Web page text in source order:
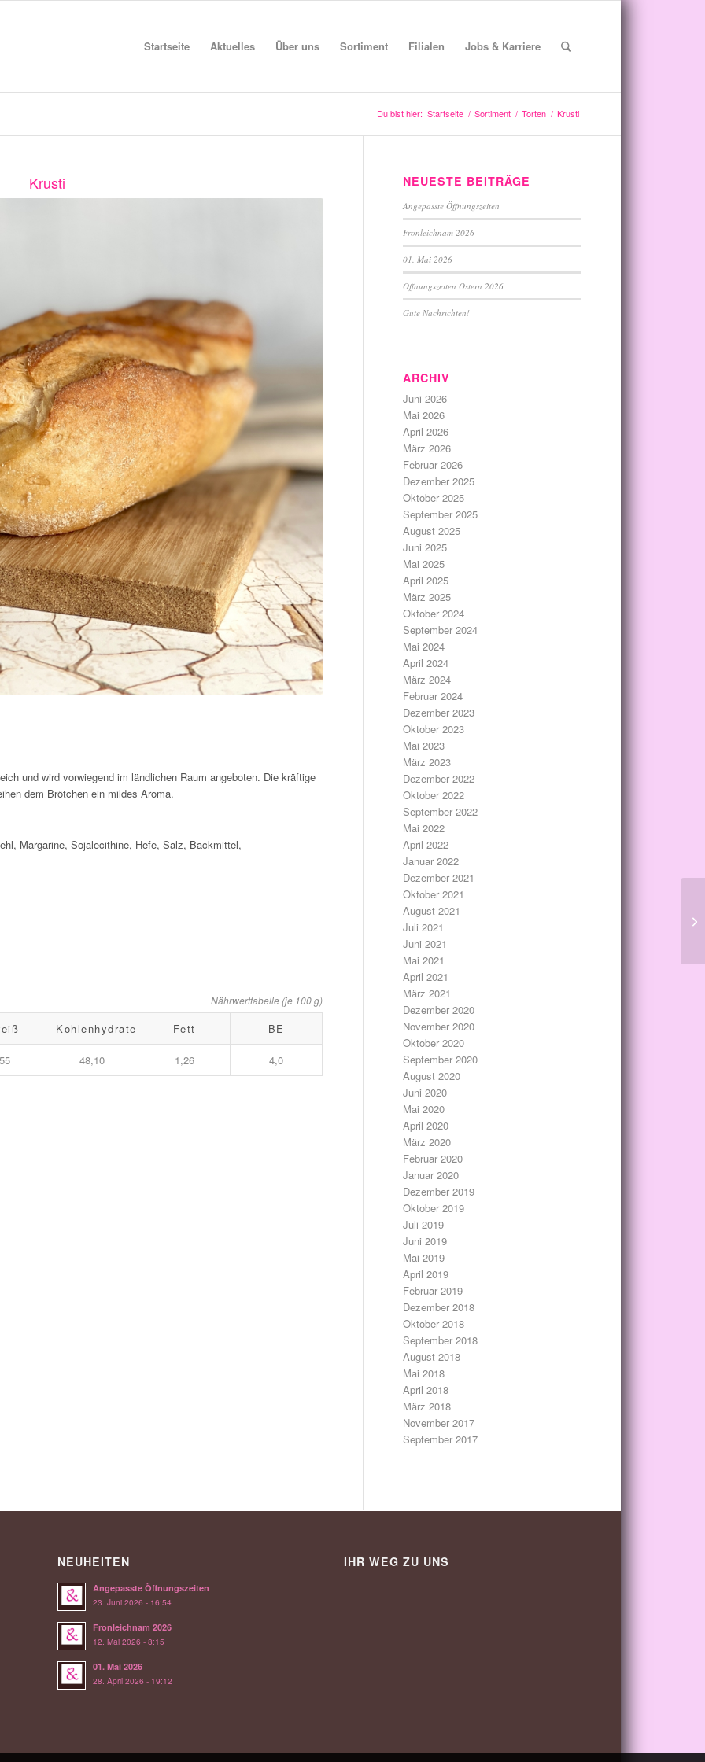
Startseite Aktuelles Über uns Sortiment Filialen Jobs & Karriere
Du bist hier: Startseite / Sortiment / Torten / Krusti
Krusti
und wird vorwiegend im ländlichen Raum angeboten. Die kräftige
dem Brötchen ein mildes Aroma.
Margarine, Sojalecithine, Hefe, Salz, Backmittel,
Nährwerttabelle (je 100 g)
Kohlenhydrate Fett BE
48,10 1,26 4,0
NEUESTE BEITRÄGE
Angepasste Öffnungszeiten
Fronleichnam 2026
01. Mai 2026
Öffnungszeiten Ostern 2026
Gute Nachrichten!
ARCHIV
Juni 2026
Mai 2026
April 2026
März 2026
Februar 2026
Dezember 2025
Oktober 2025
September 2025
August 2025
Juni 2025
Mai 2025
April 2025
März 2025
Oktober 2024
September 2024
Mai 2024
April 2024
März 2024
Februar 2024
Dezember 2023
Oktober 2023
Mai 2023
März 2023
Dezember 2022
Oktober 2022
September 2022
Mai 2022
April 2022
Januar 2022
Dezember 2021
Oktober 2021
August 2021
Juli 2021
Juni 2021
Mai 2021
April 2021
März 2021
Dezember 2020
November 2020
Oktober 2020
September 2020
August 2020
Juni 2020
Mai 2020
April 2020
März 2020
Februar 2020
Januar 2020
Dezember 2019
Oktober 2019
Juli 2019
Juni 2019
Mai 2019
April 2019
Februar 2019
Dezember 2018
Oktober 2018
September 2018
August 2018
Mai 2018
April 2018
März 2018
November 2017
September 2017
NEUHEITEN
Angepasste Öffnungszeiten
23. Juni 2026 - 16:54
Fronleichnam 2026
12. Mai 2026 - 8:15
01. Mai 2026
28. April 2026 - 19:12
IHR WEG ZU UNS